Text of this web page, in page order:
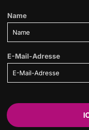
Name
E-Mail-Adresse